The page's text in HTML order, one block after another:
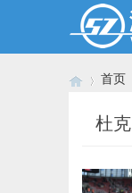
首页
杜克